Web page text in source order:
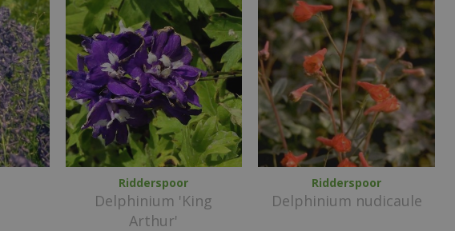
Ridderspoor
Delphinium 'King
Arthur'
Ridderspoor
Delphinium nudicaule